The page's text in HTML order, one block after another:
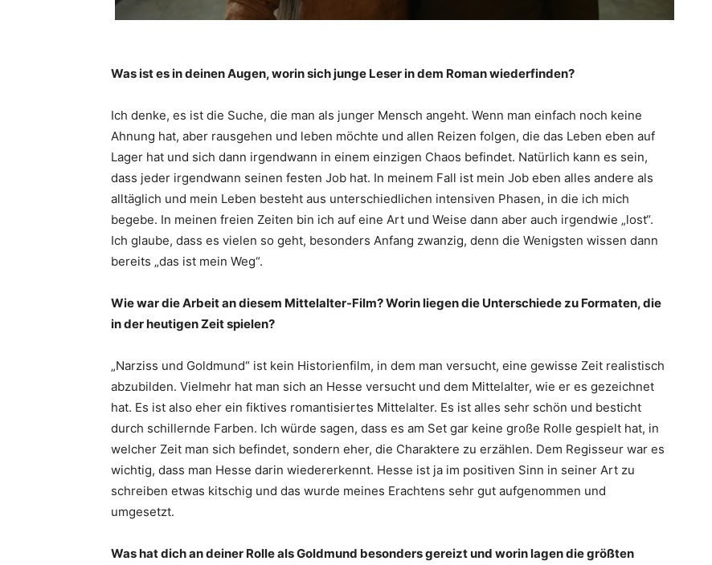
Was ist es in deinen Augen, worin sich junge Leser in dem Roman wiederfinden?
Ich denke, es ist die Suche, die man als junger Mensch angeht. Wenn man einfach noch keine
Ahnung hat, aber rausgehen und leben möchte und allen Reizen folgen, die das Leben eben auf
Lager hat und sich dann irgendwann in einem einzigen Chaos befindet. Natürlich kann es sein,
dass jeder irgendwann seinen festen Job hat. In meinem Fall ist mein Job eben alles andere als
alltäglich und mein Leben besteht aus unterschiedlichen intensiven Phasen, in die ich mich
begebe. In meinen freien Zeiten bin ich auf eine Art und Weise dann aber auch irgendwie „lost“.
Ich glaube, dass es vielen so geht, besonders Anfang zwanzig, denn die Wenigsten wissen dann
bereits „das ist mein Weg“.
Wie war die Arbeit an diesem Mittelalter-Film? Worin liegen die Unterschiede zu Formaten, die
in der heutigen Zeit spielen?
„Narziss und Goldmund“ ist kein Historienfilm, in dem man versucht, eine gewisse Zeit realistisch
abzubilden. Vielmehr hat man sich an Hesse versucht und dem Mittelalter, wie er es gezeichnet
hat. Es ist also eher ein fiktives romantisiertes Mittelalter. Es ist alles sehr schön und besticht
durch schillernde Farben. Ich würde sagen, dass es am Set gar keine große Rolle gespielt hat, in
welcher Zeit man sich befindet, sondern eher, die Charaktere zu erzählen. Dem Regisseur war es
wichtig, dass man Hesse darin wiedererkennt. Hesse ist ja im positiven Sinn in seiner Art zu
schreiben etwas kitschig und das wurde meines Erachtens sehr gut aufgenommen und
umgesetzt.
Was hat dich an deiner Rolle als Goldmund besonders gereizt und worin lagen die größten